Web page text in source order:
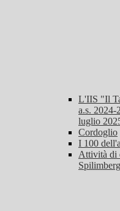
L'IIS "Il
a.s.
luglio
Cordoglio
I 100
Attività di